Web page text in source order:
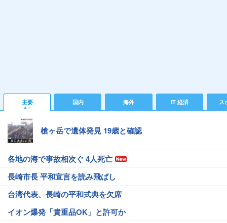
主要 国内 海外 IT 経済 ス
槍ヶ岳で遺体発見 19歳と確認
各地の海で事故相次ぐ 4人死亡
長崎市長 平和宣言を読み飛ばし
台湾代表、長崎の平和式典を欠席
イオン爆発「貴重品OK」と許可か